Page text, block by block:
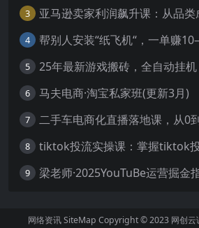
3
4
5
6 马夫电商·淘宝私家班(更新3月)
7
8
9 梁老师·2025YouTuBe运营掘金
网络资讯SiteMap Copyright © 2023 网创云